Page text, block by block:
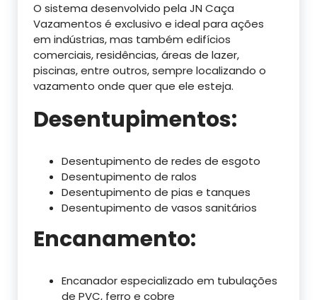
O sistema desenvolvido pela JN Caça
Vazamentos é exclusivo e ideal para ações
em indústrias, mas também edifícios
comerciais, residências, áreas de lazer,
piscinas, entre outros, sempre localizando o
vazamento onde quer que ele esteja.
Desentupimentos:
Desentupimento de redes de esgoto
Desentupimento de ralos
Desentupimento de pias e tanques
Desentupimento de vasos sanitários
Encanamento:
Encanador especializado em tubulações
de PVC, ferro e cobre